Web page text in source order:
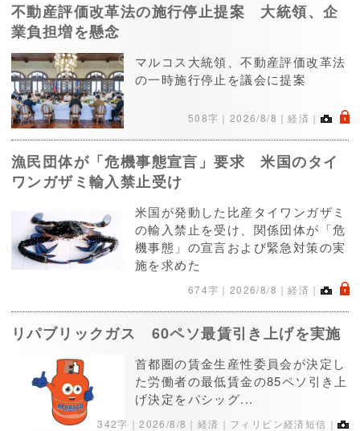
不動産評価改革法の施行停止提案 大統領、企
業負担増を懸念
マルコス大統領、不動産評価改革法
の一時施行停止を議会に提案
508字｜ 2026/8/8 ｜経済｜ .
漁民団体が「危機事態宣言」要求 米国のタイ
ワンガザミ輸入禁止受け
米国が発動した比産タイワンガザミ
の輸入禁止を受け、関係団体が「危
機事態」の宣言および緊急対策の実
施を求めた
674字｜ 2026/8/8 ｜経済｜ .
リパブリックガス 60ペソ最賃引き上げを実施
首都圏の賃金生産性委員会が決定し
た労働者の最低賃金の85ペソ引き上
げ決定をパシッグ...
342字｜2026/8/8 ｜経済｜フィリピン経済短信｜